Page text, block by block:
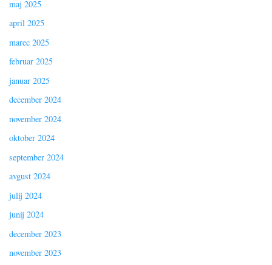
maj 2025
april 2025
marec 2025
februar 2025
januar 2025
december 2024
november 2024
oktober 2024
september 2024
avgust 2024
julij 2024
junij 2024
december 2023
november 2023